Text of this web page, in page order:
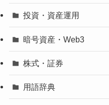
投資・資産運用
暗号資産・Web3
株式・証券
用語辞典